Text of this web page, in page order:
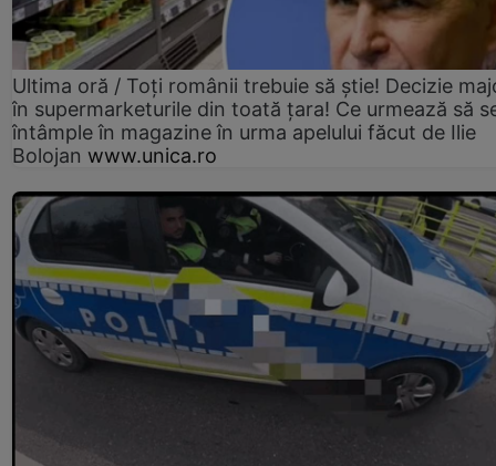
Ultima oră / Toți românii trebuie să știe! Decizie
în supermarketurile din toată țara! Ce urmează să
întâmple în magazine în urma apelului făcut de Ilie
Bolojan www.unica.ro